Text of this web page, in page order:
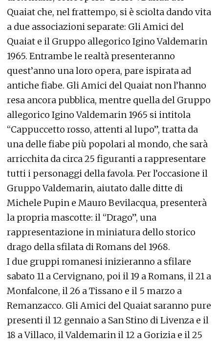
Quaiat che, nel frattempo, si è sciolta dando vita
a due associazioni separate: Gli Amici del
Quaiat e il Gruppo allegorico Igino Valdemarin
1965. Entrambe le realtà presenteranno
quest’anno una loro opera, pare ispirata ad
antiche fiabe. Gli Amici del Quaiat non l’hanno
resa ancora pubblica, mentre quella del Gruppo
allegorico Igino Valdemarin 1965 si intitola
“Cappuccetto rosso, attenti al lupo”, tratta da
una delle fiabe più popolari al mondo, che sarà
arricchita da circa 25 figuranti a rappresentare
tutti i personaggi della favola. Per l’occasione il
Gruppo Valdemarin, aiutato dalle ditte di
Michele Pupin e Mauro Bevilacqua, presenterà
la propria mascotte: il “Drago”, una
rappresentazione in miniatura dello storico
drago della sfilata di Romans del 1968.
I due gruppi romanesi inizieranno a sfilare
sabato 11 a Cervignano, poi il 19 a Romans, il 21 a
Monfalcone, il 26 a Tissano e il 5 marzo a
Remanzacco. Gli Amici del Quaiat saranno pure
presenti il 12 gennaio a San Stino di Livenza e il
18 a Villaco, il Valdemarin il 12 a Gorizia e il 25